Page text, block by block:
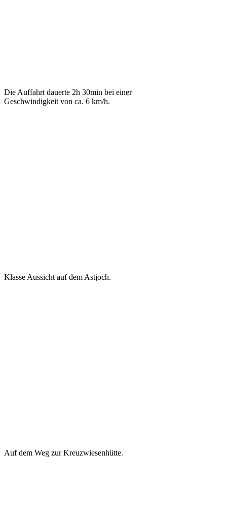
Die Auffahrt dauerte 2h 30min bei einer
Geschwindigkeit von ca. 6 km/h.
Klasse Aussicht auf dem Astjoch.
Auf dem Weg zur Kreuzwiesenhütte.